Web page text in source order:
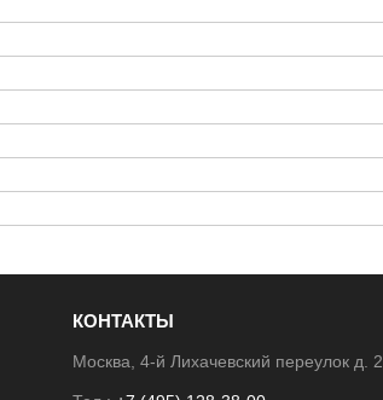
КОНТАКТЫ
Москва, 4-й Лихачевский переулок д.